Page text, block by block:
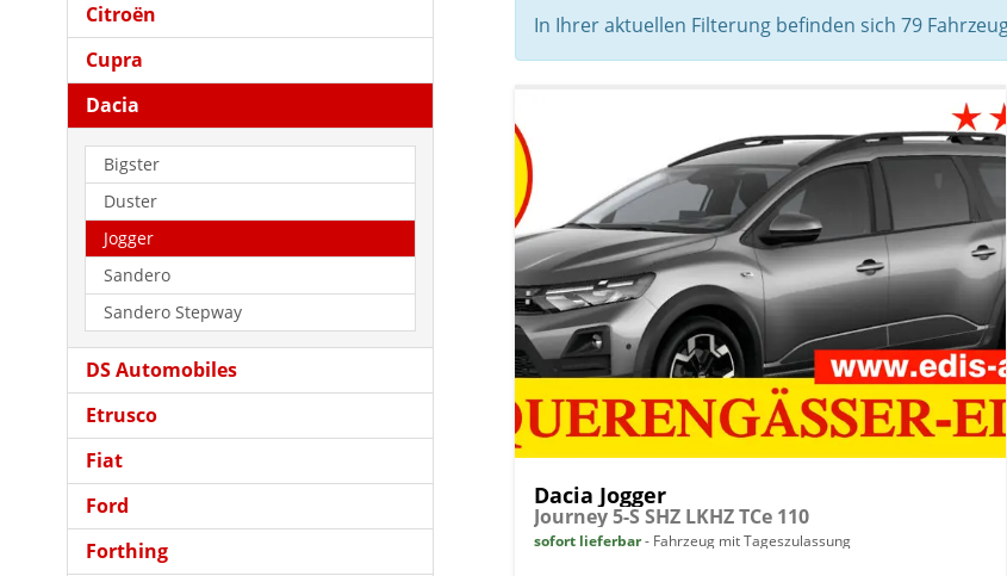
In Ihrer aktuellen Filterung befinden sich 79
Dacia Jogger
Journey 5-S SHZ LKHZ TCe 110
sofort lieferbar Fahrzeug mit Tageszulassung
Citroën
Cupra
Dacia
Bigster
Duster
Jogger
Sandero
Sandero Stepway
DS Automobiles
Etrusco
Fiat
Ford
Forthing